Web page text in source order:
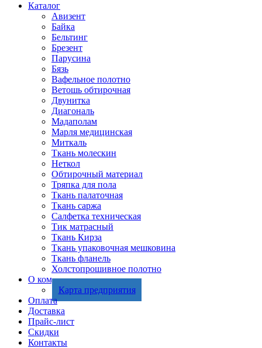
Каталог
Авизент
Байка
Бельтинг
Брезент
Парусина
Бязь
Вафельное полотно
Ветошь обтирочная
Двунитка
Диагональ
Мадаполам
Марля медицинская
Миткаль
Ткань молескин
Неткол
Обтирочный материал
Тряпка для пола
Ткань палаточная
Ткань саржа
Салфетка техническая
Тик матрасный
Ткань Кирза
Ткань упаковочная мешковина
Ткань фланель
Холстопрошивное полотно
О компании
Карта предприятия
Оплата
Доставка
Прайс-лист
Скидки
Контакты